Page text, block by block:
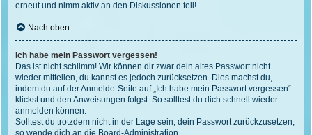
erneut und nimm aktiv an den Diskussionen teil!
Nach oben
Ich habe mein Passwort vergessen!
Das ist nicht schlimm! Wir können dir zwar dein altes Passwort nicht
wieder mitteilen, du kannst es jedoch zurücksetzen. Dies machst du,
indem du auf der Anmelde-Seite auf „Ich habe mein Passwort vergessen“
klickst und den Anweisungen folgst. So solltest du dich schnell wieder
anmelden können.
Solltest du trotzdem nicht in der Lage sein, dein Passwort zurückzusetzen,
so wende dich an die Board-Administration.